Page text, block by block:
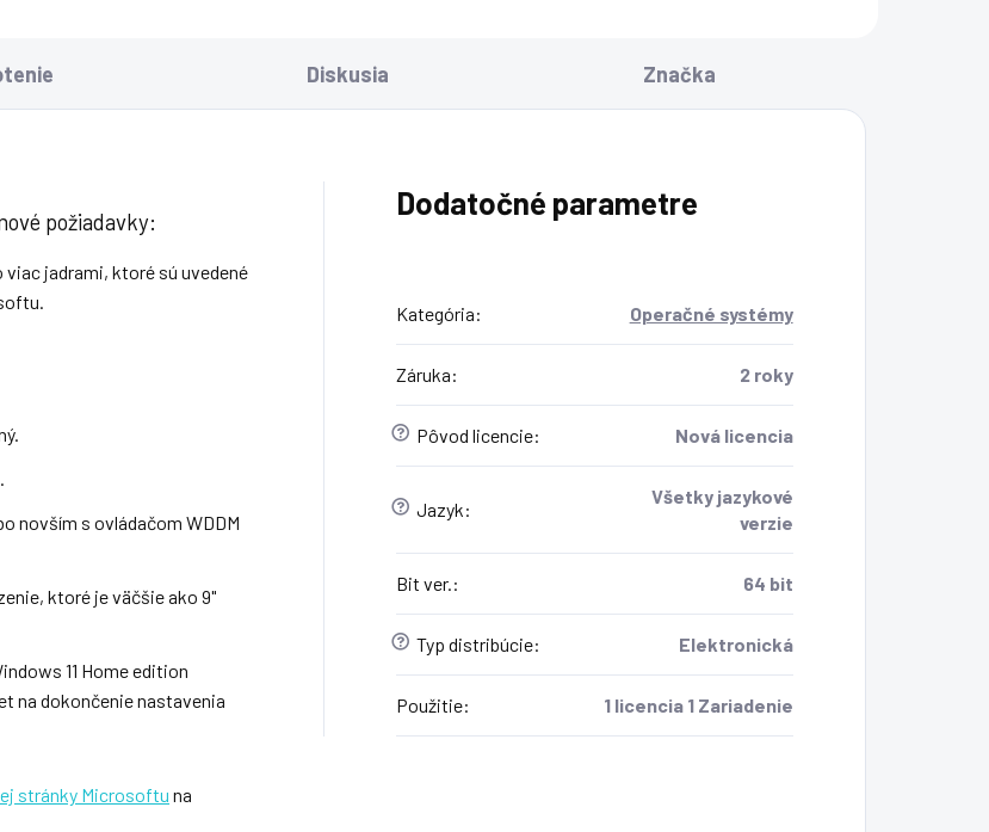
Diskusia Značka
požiadavky:
viac jadrami, ktoré sú uvedené
novším s ovládačom WDDM
ktoré je väčšie ako 9"
11 Home edition
na dokončenie nastavenia
stránky Microsoftu na
Dodatočné parametre
Kategória: Operačné systémy
Záruka: 2 roky
? Pôvod licencie: Nová licencia
? Jazyk:
Všetky jazykové
verzie
Bit ver.: 64 bit
? Typ distribúcie: Elektronická
Použitie: 1 licencia 1 Zariadenie